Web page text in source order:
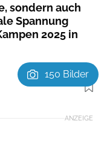
sondern auch
Spannung
2025 in
Foto: Ingo Kutsche
150 Bilder
ANZEIGE